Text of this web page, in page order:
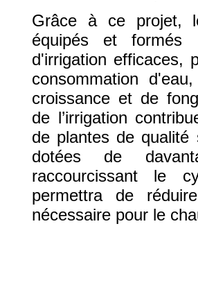
Grâce à ce projet,
équipés et formés
d'irrigation efficaces,
consommation
croissance et de
de l’irrigation
de plantes de qualité
dotées de
raccourcissant le
permettra de
nécessaire pour le